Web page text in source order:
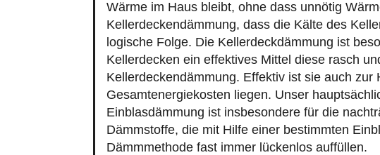
Kellerdeckendämmung, dass die Kälte des
logische Folge. Die Kellerdeckdämmung ist
Kellerdecken ein effektives Mittel diese rasch
Kellerdeckendämmung. Effektiv ist sie auch zur
Gesamtenergiekosten liegen. Unser
Einblasdämmung ist insbesondere für die
Dämmstoffe, die mit Hilfe einer bestimmten
Dämmmethode fast immer lückenlos auffüllen.